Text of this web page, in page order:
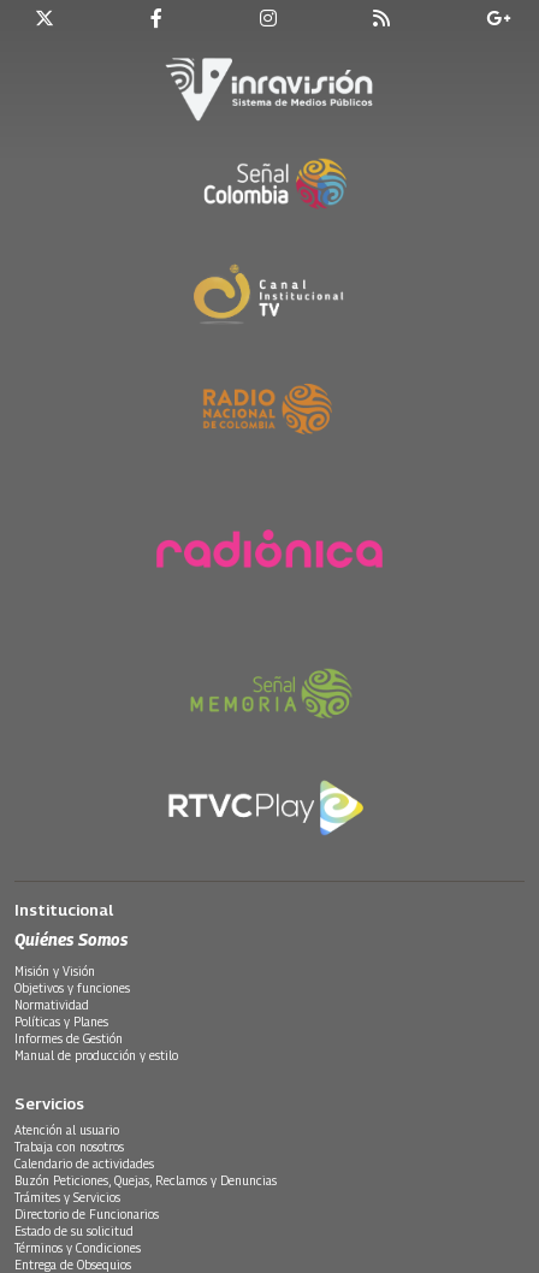
Institucional
Quiénes Somos
Misión y Visión
Objetivos y funciones
Normatividad
Políticas y Planes
Informes de Gestión
Manual de producción y estilo
Servicios
Atención al usuario
Trabaja con nosotros
Calendario de actividades
Buzón Peticiones, Quejas, Reclamos y Denuncias
Trámites y Servicios
Directorio de Funcionarios
Estado de su solicitud
Términos y Condiciones
Entrega de Obsequios